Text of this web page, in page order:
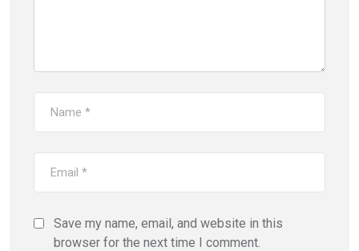
Save my name, email, and website in this
browser for the next time I comment.